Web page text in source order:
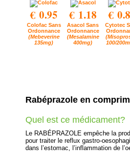
€ 0.95
Colofac Sans
Ordonnance
(Mebeverine
135mg)
€ 1.18
Asacol Sans
Ordonnance
(Mesalamine
400mg)
€
Cytotec
100/
Rabéprazole en
Quel est ce médicament?
Le RABÉPRAZOLE empêche la
pour traiter le reflux gastro-
dans l’estomac, l’inflammation de